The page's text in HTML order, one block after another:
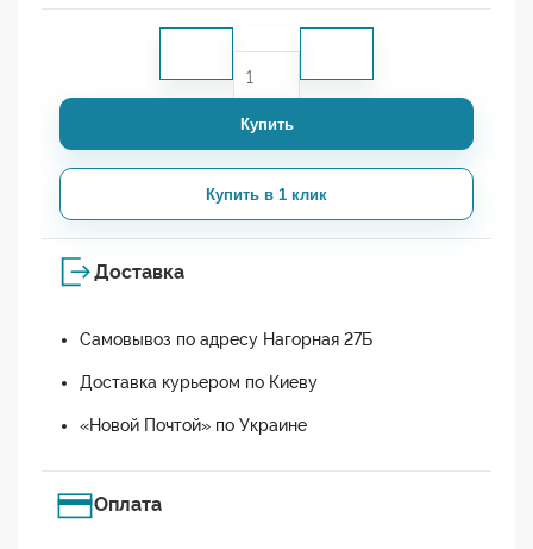
Купить
Купить в 1 клик
Доставка
Самовывоз по адресу Нагорная 27Б
Доставка курьером по Киеву
«Новой Почтой» по Украине
Оплата